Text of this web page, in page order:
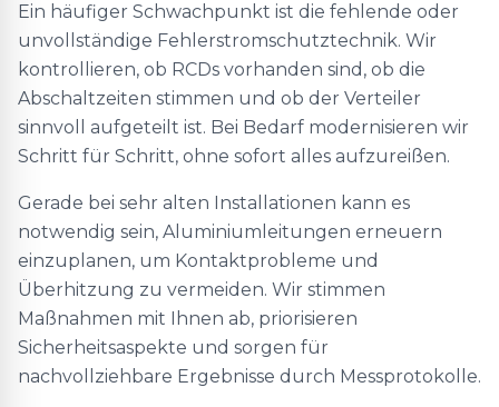
Ein häufiger Schwachpunkt ist die fehlende oder
unvollständige Fehlerstromschutztechnik. Wir
kontrollieren, ob RCDs vorhanden sind, ob die
Abschaltzeiten stimmen und ob der Verteiler
sinnvoll aufgeteilt ist. Bei Bedarf modernisieren wir
Schritt für Schritt, ohne sofort alles aufzureißen.
Gerade bei sehr alten Installationen kann es
notwendig sein, Aluminiumleitungen erneuern
einzuplanen, um Kontaktprobleme und
Überhitzung zu vermeiden. Wir stimmen
Maßnahmen mit Ihnen ab, priorisieren
Sicherheitsaspekte und sorgen für
nachvollziehbare Ergebnisse durch Messprotokolle.